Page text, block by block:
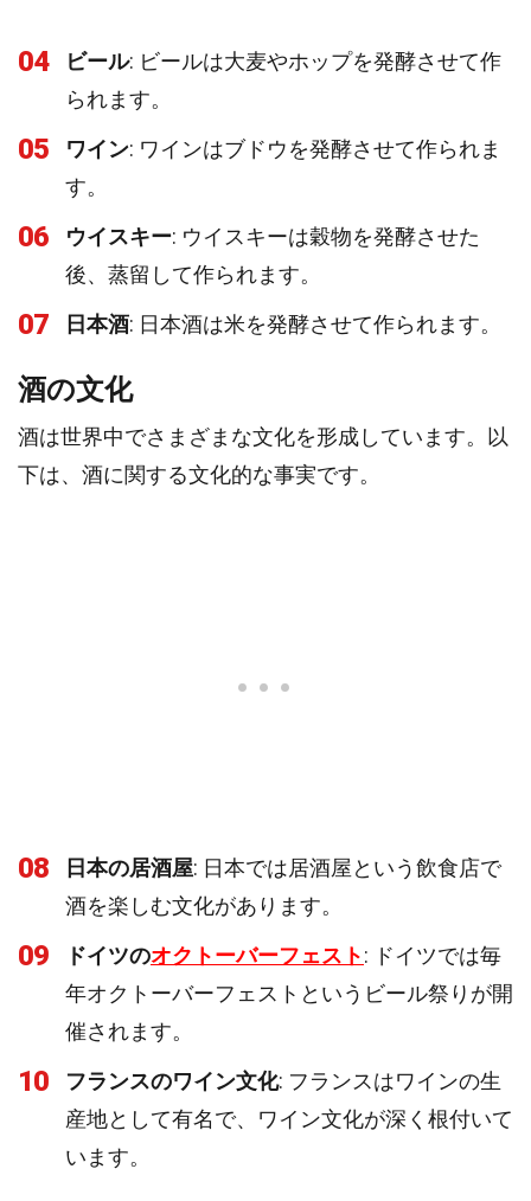
04 ビール: ビールは大麦やホップを発酵させて作
られます。
05 ワイン: ワインはブドウを発酵させて作られま
す。
06 ウイスキー: ウイスキーは穀物を発酵させた
後、蒸留して作られます。
07 日本酒: 日本酒は米を発酵させて作られます。
酒の文化
酒は世界中でさまざまな文化を形成しています。以
下は、酒に関する文化的な事実です。
08 日本の居酒屋: 日本では居酒屋という飲食店で
酒を楽しむ文化があります。
09 ドイツのオクトーバーフェスト: ドイツでは毎
年オクトーバーフェストというビール祭りが開
催されます。
10 フランスのワイン文化: フランスはワインの生
産地として有名で、ワイン文化が深く根付いて
います。